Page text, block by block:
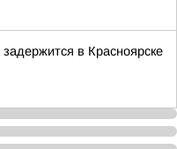
в Красноярске